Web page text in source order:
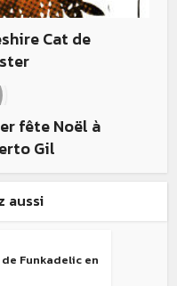
Cat de
fête Noël à
Gil
aussi
Funkadelic en